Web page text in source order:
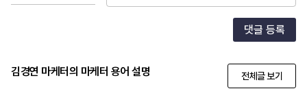
댓글 등록
김경연 마케터의 마케터 용어 설명 전체글 보기